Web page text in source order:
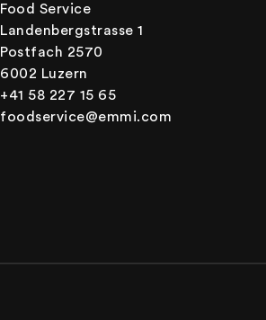
Food Service
Landenbergstrasse 1
Postfach 2570
6002 Luzern
+41 58 227 15 65
foodservice@emmi.com